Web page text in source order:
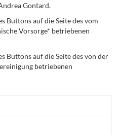
Gontard.
Buttons auf die Seite des vom
Vorsorge* betriebenen
Buttons auf die Seite des von der
betriebenen